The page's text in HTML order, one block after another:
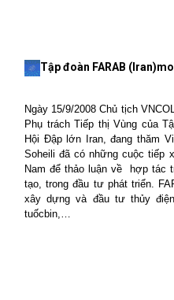
Tập đoàn FARAB ( Iran
Ngày 15/9/2008 Chủ tịch
Phụ trách Tiếp thị Vùng của
Hội Đập lớn Iran, đang thăm
Soheili đã có những cuộc tiếp
Nam để thảo luận về
hợp tác
tạo, trong đầu tư phát triển.
xây dựng và đầu tư thủy
tuốcbin,…